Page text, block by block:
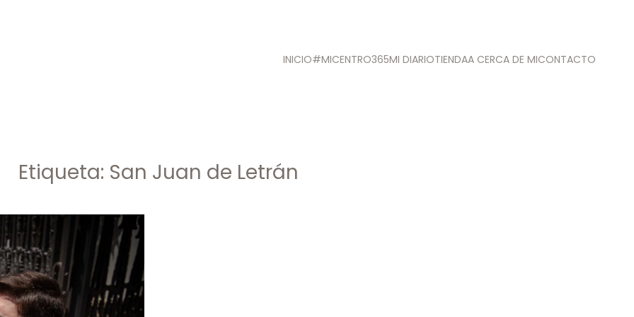
INICIO#MICENTRO365MI DIARIOTIENDAA CERCA DE MICONTACTO
Etiqueta: San Juan de Letrán